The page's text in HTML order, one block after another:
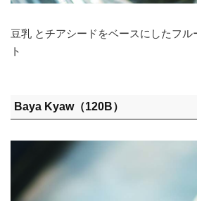
豆乳 とチアシードをベースにしたフル
ト
Baya Kyaw（120B）